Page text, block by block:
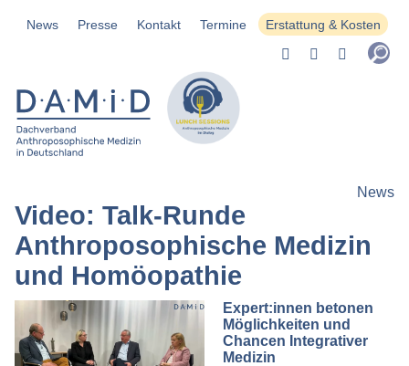
News Presse Kontakt Termine Erstattung & Kosten
News
Video: Talk-Runde
Anthroposophische Medizin
und Homöopathie
Expert:innen betonen
Möglichkeiten und
Chancen Integrativer
Medizin